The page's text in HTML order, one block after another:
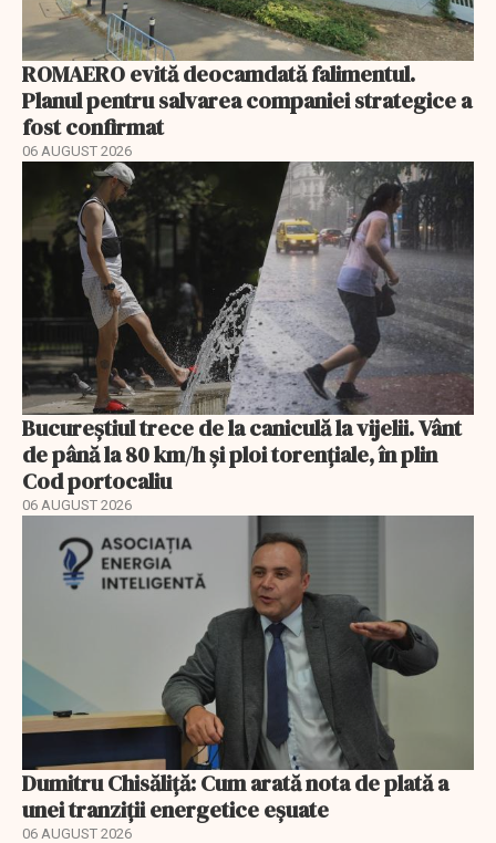
ROMAERO evită deocamdată falimentul.
Planul pentru salvarea companiei strategice a
fost confirmat
06 AUGUST 2026
Bucureștiul trece de la caniculă la vijelii. Vânt
de până la 80 km/h și ploi torențiale, în plin
Cod portocaliu
06 AUGUST 2026
Dumitru Chisăliță: Cum arată nota de plată a
unei tranziții energetice eșuate
06 AUGUST 2026